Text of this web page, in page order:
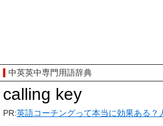
中英英中専門用語辞典
calling key
PR:英語コーチングって本当に効果ある？